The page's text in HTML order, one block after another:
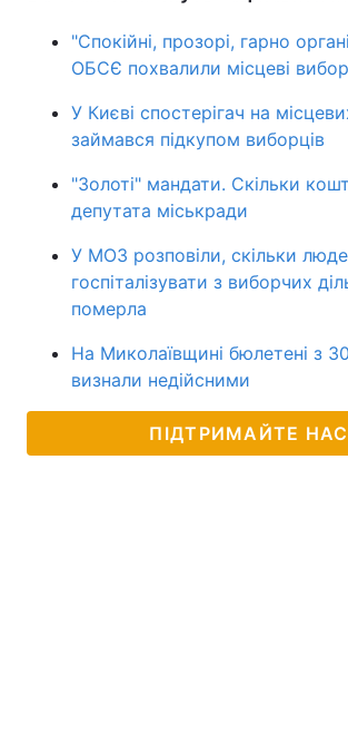
"Спокійні, прозорі, гарно
ОБСЄ похвалили місцеві
У Києві спостерігач на
займався підкупом виборців
"Золоті" мандати. Скільки
депутата міськради
У МОЗ розповіли, скільки
госпіталізувати з виборчих
померла
На Миколаївщині бюлетені з
визнали недійсними
ПІДТРИМАЙТЕ НАС